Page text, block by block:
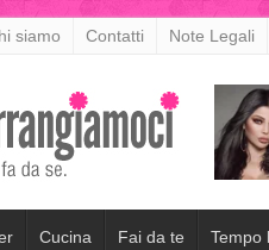
siamo Contatti Note Legali
Cucina Fai da te Tempo